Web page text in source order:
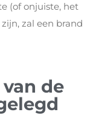
(of onjuiste, het
zal een brand
de